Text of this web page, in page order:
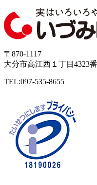
〒870-1117
大分市高江西１丁目4323
TEL:097-535-8655